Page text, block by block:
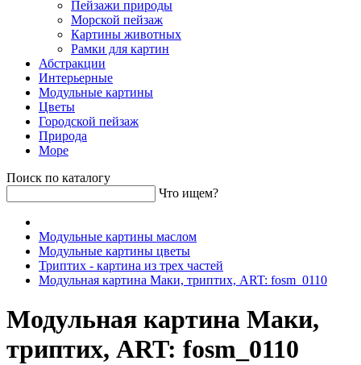
Пейзажи природы
Морской пейзаж
Картины животных
Рамки для картин
Абстракции
Интерьерные
Модульные картины
Цветы
Городской пейзаж
Природа
Море
Поиск по каталогу
Что ищем?
Модульные картины маслом
Модульные картины цветы
Триптих - картина из трех частей
Модульная картина Маки, триптих, ART: fosm_0110
Модульная картина Маки,
триптих, ART: fosm_0110